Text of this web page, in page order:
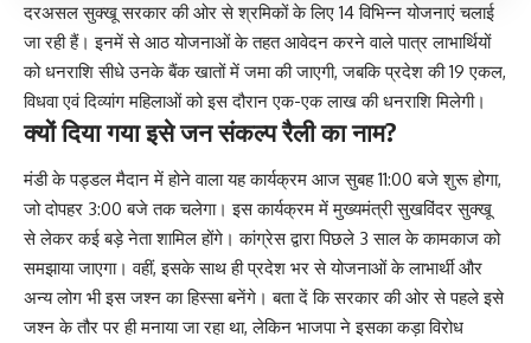
दरअसल सुक्खू सरकार की ओर से श्रमिकों के लिए 14 विभिन्न योजनाएं चलाई
जा रही हैं। इनमें से आठ योजनाओं के तहत आवेदन करने वाले पात्र लाभार्थियों
को धनराशि सीधे उनके बैंक खातों में जमा की जाएगी, जबकि प्रदेश की 19 एकल,
विधवा एवं दिव्यांग महिलाओं को इस दौरान एक-एक लाख की धनराशि मिलेगी।
क्यों दिया गया इसे जन संकल्प रैली का नाम?
मंडी के पड्डल मैदान में होने वाला यह कार्यक्रम आज सुबह 11:00 बजे शुरू होगा,
जो दोपहर 3:00 बजे तक चलेगा। इस कार्यक्रम में मुख्यमंत्री सुखविंदर सुक्खू
से लेकर कई बड़े नेता शामिल होंगे। कांग्रेस द्वारा पिछले 3 साल के कामकाज को
समझाया जाएगा। वहीं, इसके साथ ही प्रदेश भर से योजनाओं के लाभार्थी और
अन्य लोग भी इस जश्न का हिस्सा बनेंगे। बता दें कि सरकार की ओर से पहले इसे
जश्न के तौर पर ही मनाया जा रहा था, लेकिन भाजपा ने इसका कड़ा विरोध